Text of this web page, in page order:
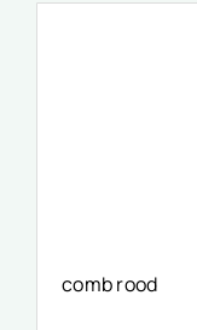
comb rood